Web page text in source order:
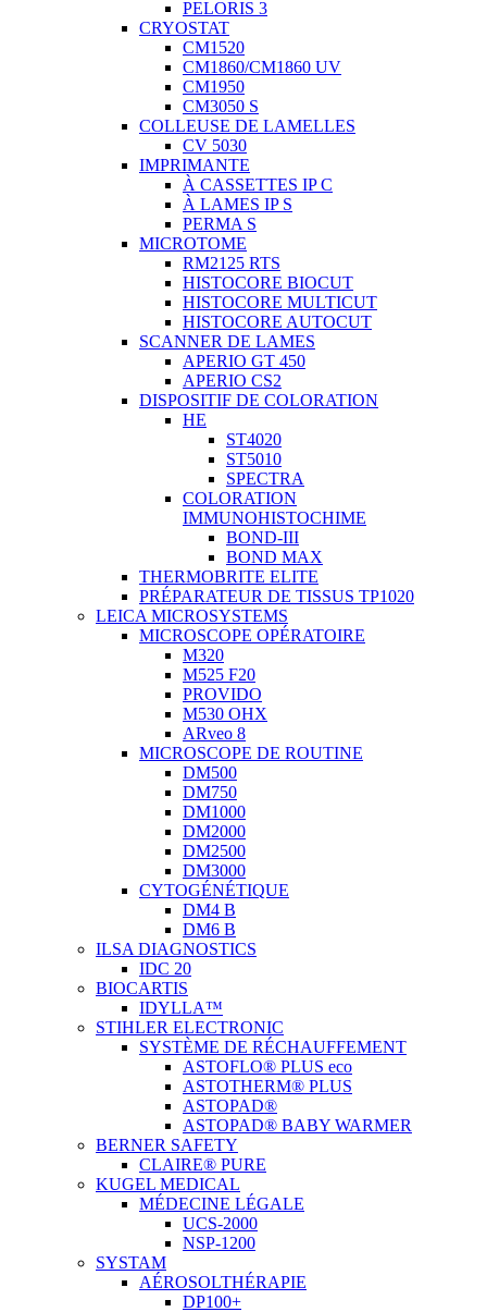
PELORIS 3
CRYOSTAT
CM1520
CM1860/CM1860 UV
CM1950
CM3050 S
COLLEUSE DE LAMELLES
CV 5030
IMPRIMANTE
À CASSETTES IP C
À LAMES IP S
PERMA S
MICROTOME
RM2125 RTS
HISTOCORE BIOCUT
HISTOCORE MULTICUT
HISTOCORE AUTOCUT
SCANNER DE LAMES
APERIO GT 450
APERIO CS2
DISPOSITIF DE COLORATION
HE
ST4020
ST5010
SPECTRA
COLORATION
IMMUNOHISTOCHIME
BOND-III
BOND MAX
THERMOBRITE ELITE
PRÉPARATEUR DE TISSUS TP1020
LEICA MICROSYSTEMS
MICROSCOPE OPÉRATOIRE
M320
M525 F20
PROVIDO
M530 OHX
ARveo 8
MICROSCOPE DE ROUTINE
DM500
DM750
DM1000
DM2000
DM2500
DM3000
CYTOGÉNÉTIQUE
DM4 B
DM6 B
ILSA DIAGNOSTICS
IDC 20
BIOCARTIS
IDYLLA™
STIHLER ELECTRONIC
SYSTÈME DE RÉCHAUFFEMENT
ASTOFLO® PLUS eco
ASTOTHERM® PLUS
ASTOPAD®
ASTOPAD® BABY WARMER
BERNER SAFETY
CLAIRE® PURE
KUGEL MEDICAL
MÉDECINE LÉGALE
UCS-2000
NSP-1200
SYSTAM
AÉROSOLTHÉRAPIE
DP100+